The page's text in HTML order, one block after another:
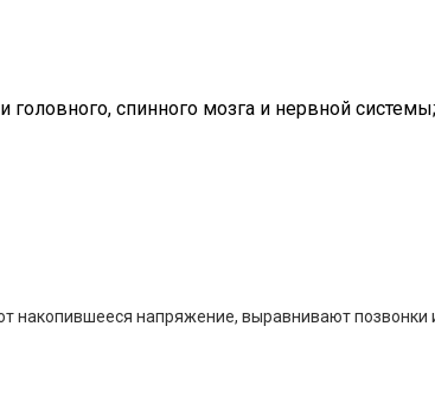
головного, спинного мозга и нервной системы;
накопившееся напряжение, выравнивают позвонки